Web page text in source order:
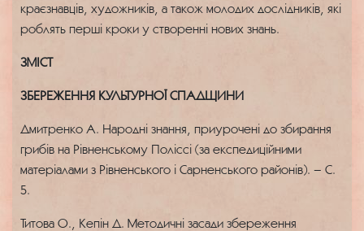
краєзнавців, художників, а також молодих дослідників, які
роблять перші кроки у створенні нових знань.
ЗМІСТ
ЗБЕРЕЖЕННЯ КУЛЬТУРНОЇ СПАДЩИНИ
Дмитренко А. Народні знання, приурочені до збирання
грибів на Рівненському Поліссі (за експедиційними
матеріалами з Рівненського і Сарненського районів). – С.
5.
Титова О., Кепін Д. Методичні засади збереження